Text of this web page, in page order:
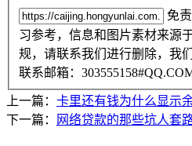
免
习参考，信息和图片素材来源
规，请联系我们进行删除，我
联系邮箱：
上一篇： 卡里还有钱为什么显示
下一篇：
网络贷款的那些坑人套